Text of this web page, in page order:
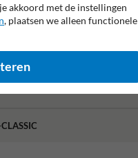
akkoord met de instellingen
, plaatsen we alleen functionele